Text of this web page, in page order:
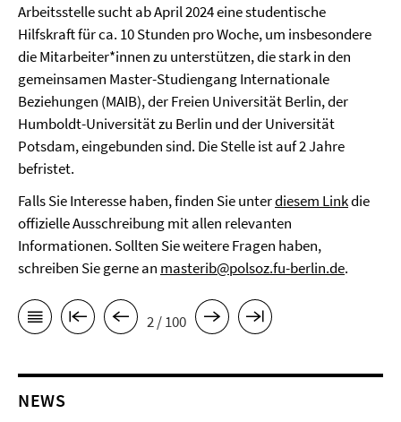
Arbeitsstelle sucht ab April 2024 eine studentische
Hilfskraft für ca. 10 Stunden pro Woche, um insbesondere
die Mitarbeiter*innen zu unterstützen, die stark in den
gemeinsamen Master-Studiengang Internationale
Beziehungen (MAIB), der Freien Universität Berlin, der
Humboldt-Universität zu Berlin und der Universität
Potsdam, eingebunden sind. Die Stelle ist auf 2 Jahre
befristet.
Falls Sie Interesse haben, finden Sie unterdiesem Linkdie
offizielle Ausschreibung mit allen relevanten
Informationen. Sollten Sie weitere Fragen haben,
schreiben Sie gerne an masterib@polsoz.fu-berlin.de.
2 / 100
NEWS